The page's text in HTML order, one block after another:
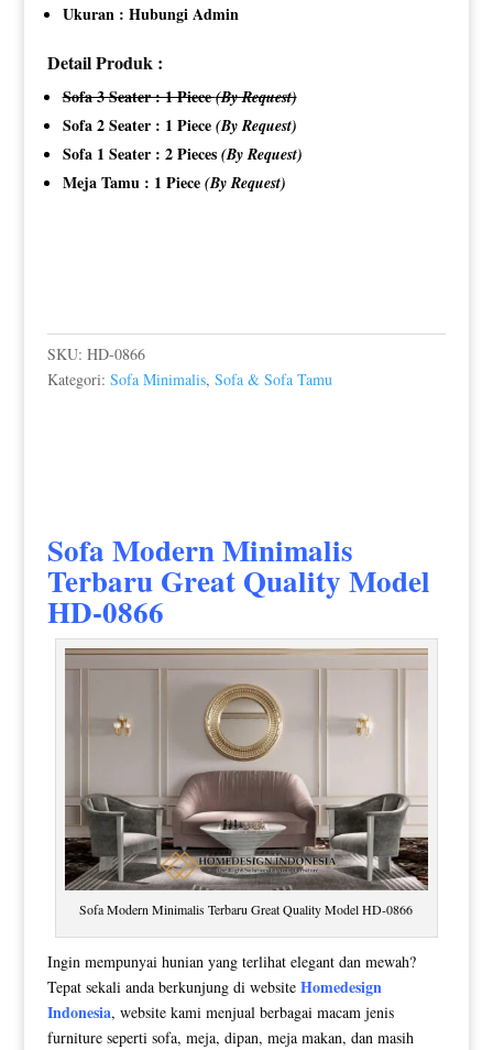
Ukuran : Hubungi Admin
Detail Produk :
Sofa 3 Seater : 1 Piece(By Request)
Sofa 2 Seater : 1 Piece (By Request)
Sofa 1 Seater : 2 Pieces (By Request)
Meja Tamu : 1 Piece (By Request)
SKU: HD-0866
Kategori: Sofa Minimalis, Sofa & Sofa Tamu
Sofa Modern Minimalis
TerbaruGreat Quality Model
HD-0866
Sofa Modern Minimalis Terbaru Great Quality Model HD-0866
Ingin mempunyai hunian yang terlihat elegant dan mewah?
Tepat sekali anda berkunjung di website Homedesign
Indonesia, website kami menjual berbagai macam jenis
furniture seperti sofa, meja, dipan, meja makan, dan masih